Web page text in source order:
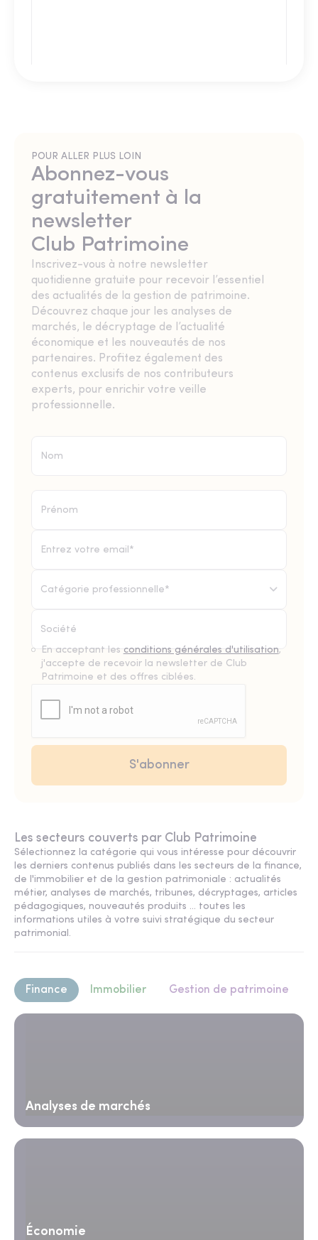
POUR ALLER PLUS LOIN
Abonnez-vous
gratuitement à la
newsletter
Club Patrimoine
Inscrivez-vous à notre newsletter
quotidienne gratuite pour recevoir l’essentiel
des actualités de la gestion de patrimoine.
Découvrez chaque jour les analyses de
marchés, le décryptage de l’actualité
économique et les nouveautés de nos
partenaires. Profitez également des
contenus exclusifs de nos contributeurs
experts, pour enrichir votre veille
professionnelle.
Catégorie professionnelle*
En acceptant les conditions générales d'utilisation,
j'accepte de recevoir la newsletter de Club
Patrimoine et des offres ciblées.
Les secteurs couverts par Club Patrimoine
Sélectionnez la catégorie qui vous intéresse pour découvrir
les derniers contenus publiés dans les secteurs de la finance,
de l'immobilier et de la gestion patrimoniale : actualités
métier, analyses de marchés, tribunes, décryptages, articles
pédagogiques, nouveautés produits ... toutes les
informations utiles à votre suivi stratégique du secteur
patrimonial.
Finance Immobilier Gestion de patrimoine
Analyses de marchés
Économie